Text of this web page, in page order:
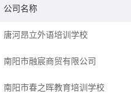
公司名称
唐河昂立外语培训学校
南阳市融宸商贸有限公司
南阳市春之晖教育培训学校